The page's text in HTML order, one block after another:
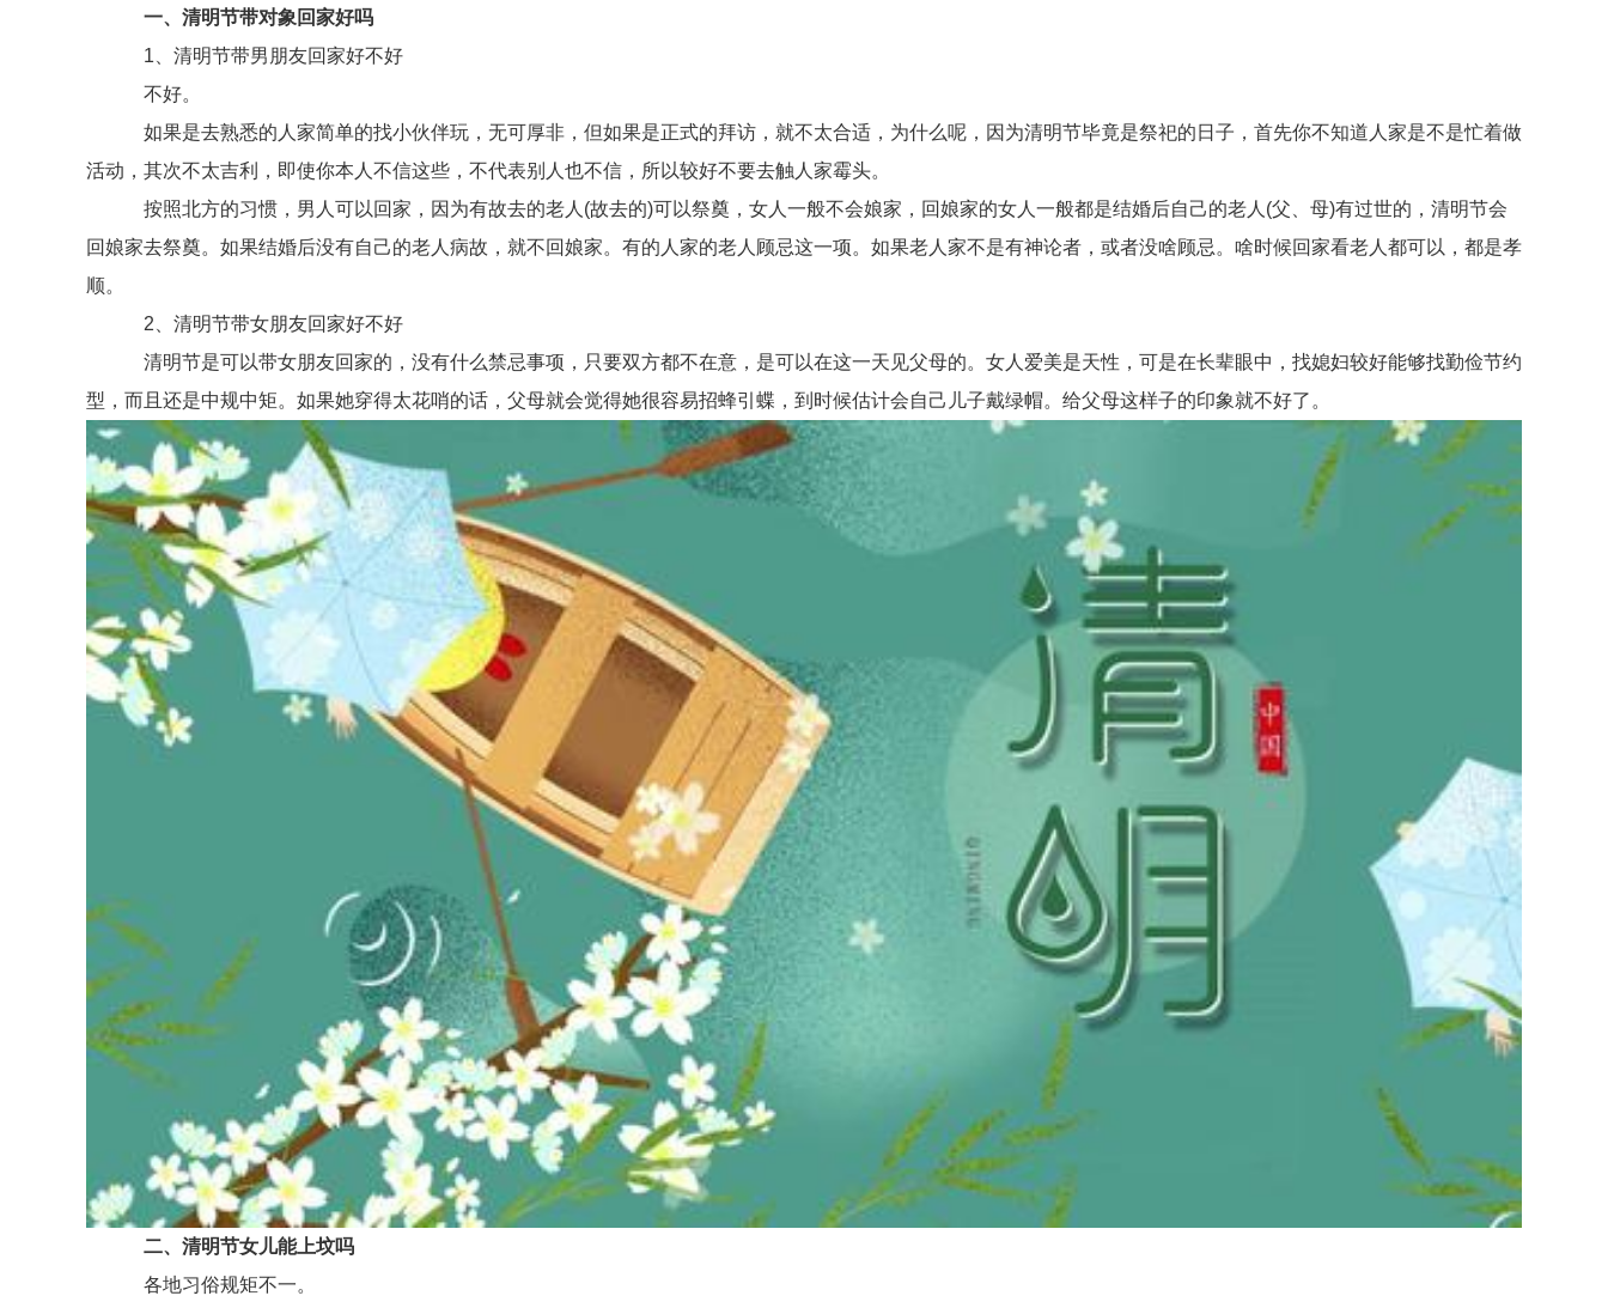
一、清明节带对象回家好吗
1、清明节带男朋友回家好不好
不好。
如果是去熟悉的人家简单的找小伙伴玩，无可厚非，但如果是正式的拜访，就不太合适，为什么呢，因为清明节毕竟是祭祀的日子，首先你不知道人家是不是忙着做
活动，其次不太吉利，即使你本人不信这些，不代表别人也不信，所以较好不要去触人家霉头。
按照北方的习惯，男人可以回家，因为有故去的老人(故去的)可以祭奠，女人一般不会娘家，回娘家的女人一般都是结婚后自己的老人(父、母)有过世的，清明节会
回娘家去祭奠。如果结婚后没有自己的老人病故，就不回娘家。有的人家的老人顾忌这一项。如果老人家不是有神论者，或者没啥顾忌。啥时候回家看老人都可以，都是孝
顺。
2、清明节带女朋友回家好不好
清明节是可以带女朋友回家的，没有什么禁忌事项，只要双方都不在意，是可以在这一天见父母的。女人爱美是天性，可是在长辈眼中，找媳妇较好能够找勤俭节约
型，而且还是中规中矩。如果她穿得太花哨的话，父母就会觉得她很容易招蜂引蝶，到时候估计会自己儿子戴绿帽。给父母这样子的印象就不好了。
二、清明节女儿能上坟吗
各地习俗规矩不一。